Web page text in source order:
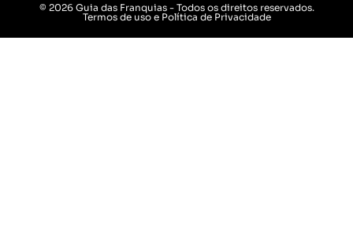
© 2026 Guia das Franquias - Todos os direitos reservados.
Termos de uso e Política de Privacidade